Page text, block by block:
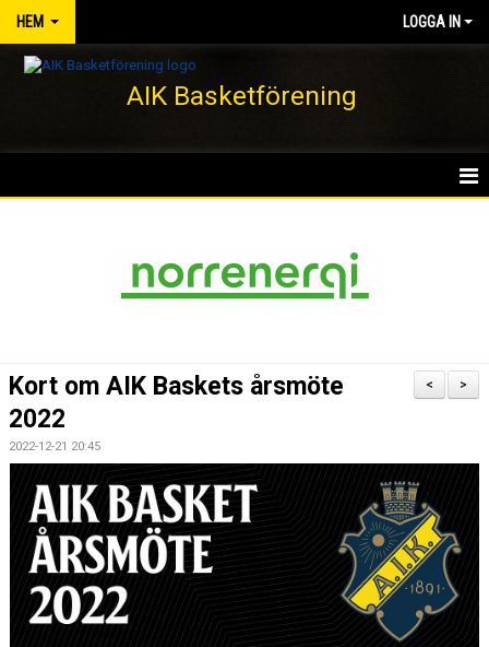
HEM LOGGA IN
AIK Basketförening
DOKUMENT
AVGIFTER
BLI MEDLEM
FRITIDSKORTET
>
<
Kort om AIK Baskets årsmöte
2022
2022-12-21 20:45